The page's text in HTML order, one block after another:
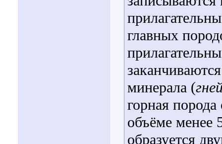
главных
минерала (
горная
объёме менее
образуется